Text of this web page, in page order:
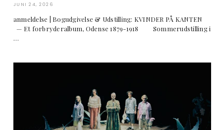
JUNI 24, 2026
anmeldelse | Bogudgivelse & Udstilling: KVINDER PÅ KANTEN
— Et forbryderalbum, Odense 1879-1918 Sommerudstilling i
…